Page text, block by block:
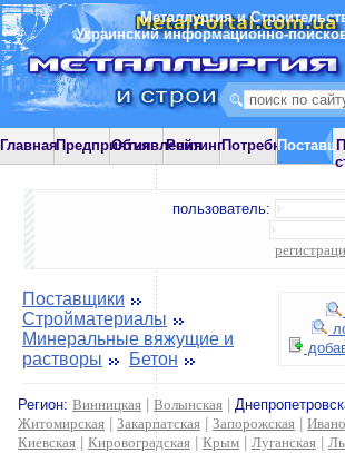
Металлургия и
Украинский информационно-
ГлавнаяПредприятияОбъявления
РейтингПотребности
пользователь:
Поставщики
Стройматериалы
Минеральные вяжущие и
растворы
Бетон
Регион: Винницкая Волынская
Житомирская
Закарпатская Запорожская
Киевская
Кировоградская Крым Луганская